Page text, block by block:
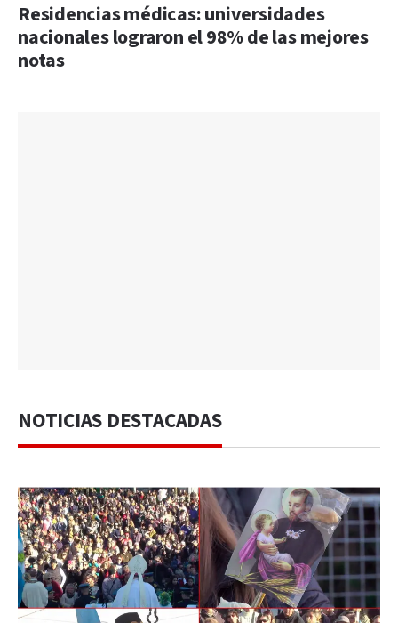
Residencias médicas: universidades
nacionales lograron el 98% de las mejores
notas
NOTICIAS DESTACADAS